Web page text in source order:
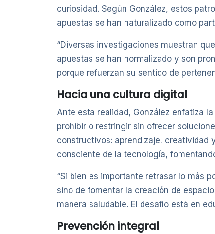
curiosidad. Según González, estos
apuestas se han naturalizado como
“Diversas investigaciones muestran
apuestas se han normalizado y son
porque refuerzan su sentido de
Hacia una cultura digital
Ante esta realidad, González enfatiza
prohibir o restringir sin ofrecer
constructivos: aprendizaje, creatividad
consciente de la tecnología,
“Si bien es importante retrasar lo más
sino de fomentar la creación de
manera saludable. El desafío está en
Prevención integral